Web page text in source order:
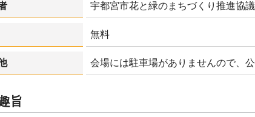
宇都宮市花と緑のまちづくり推進協
無料
会場には駐車場がありませんので、
旨